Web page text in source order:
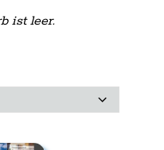
ist leer.